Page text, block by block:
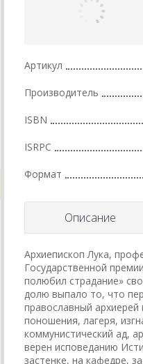
Артикул
Производитель
ISBN
ISRPC
Формат
Описание
Архиепископ Лука,
Государственной
полюбил страдание»
долю выпало то, что
православный архиерей
поношения, лагеря,
коммунистический ад,
верен исповеданию
застенке, на кафедре,